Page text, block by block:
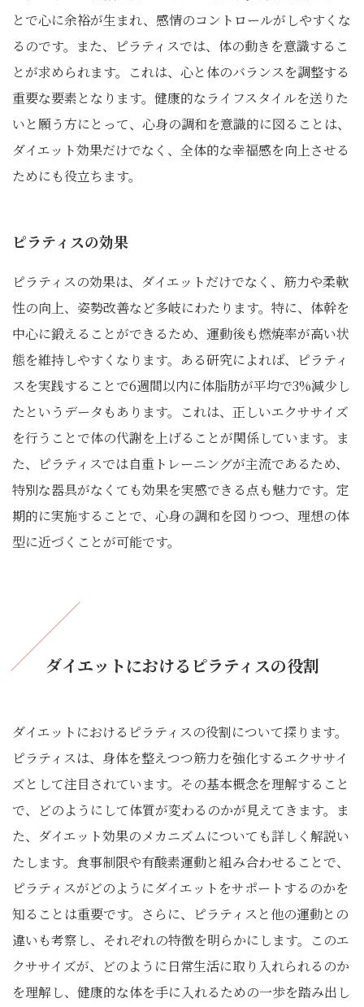
とで心に余裕が生まれ、感情のコントロールがしやすくな
るのです。また、ピラティスでは、体の動きを意識するこ
とが求められます。これは、心と体のバランスを調整する
重要な要素となります。健康的なライフスタイルを送りた
いと願う方にとって、心身の調和を意識的に図ることは、
ダイエット効果だけでなく、全体的な幸福感を向上させる
ためにも役立ちます。
ピラティスの効果
ピラティスの効果は、ダイエットだけでなく、筋力や柔軟
性の向上、姿勢改善など多岐にわたります。特に、体幹を
中心に鍛えることができるため、運動後も燃焼率が高い状
態を維持しやすくなります。ある研究によれば、ピラティ
スを実践することで6週間以内に体脂肪が平均で3%減少し
たというデータもあります。これは、正しいエクササイズ
を行うことで体の代謝を上げることが関係しています。ま
た、ピラティスでは自重トレーニングが主流であるため、
特別な器具がなくても効果を実感できる点も魅力です。定
期的に実施することで、心身の調和を図りつつ、理想の体
型に近づくことが可能です。
ダイエットにおけるピラティスの役割
ダイエットにおけるピラティスの役割について探ります。
ピラティスは、身体を整えつつ筋力を強化するエクササイ
ズとして注目されています。その基本概念を理解すること
で、どのようにして体質が変わるのかが見えてきます。ま
た、ダイエット効果のメカニズムについても詳しく解説い
たします。食事制限や有酸素運動と組み合わせることで、
ピラティスがどのようにダイエットをサポートするのかを
知ることは重要です。さらに、ピラティスと他の運動との
違いも考察し、それぞれの特徴を明らかにします。このエ
クササイズが、どのように日常生活に取り入れられるのか
を理解し、健康的な体を手に入れるための一歩を踏み出し